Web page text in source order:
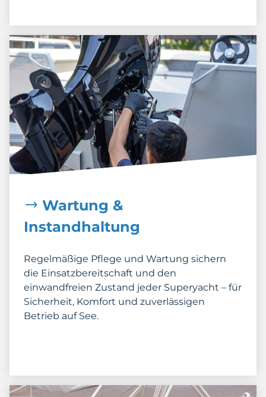
Wartung &
Instandhaltung
Regelmäßige Pflege und Wartung sichern
die Einsatzbereitschaft und den
einwandfreien Zustand jeder Superyacht – für
Sicherheit, Komfort und zuverlässigen
Betrieb auf See.